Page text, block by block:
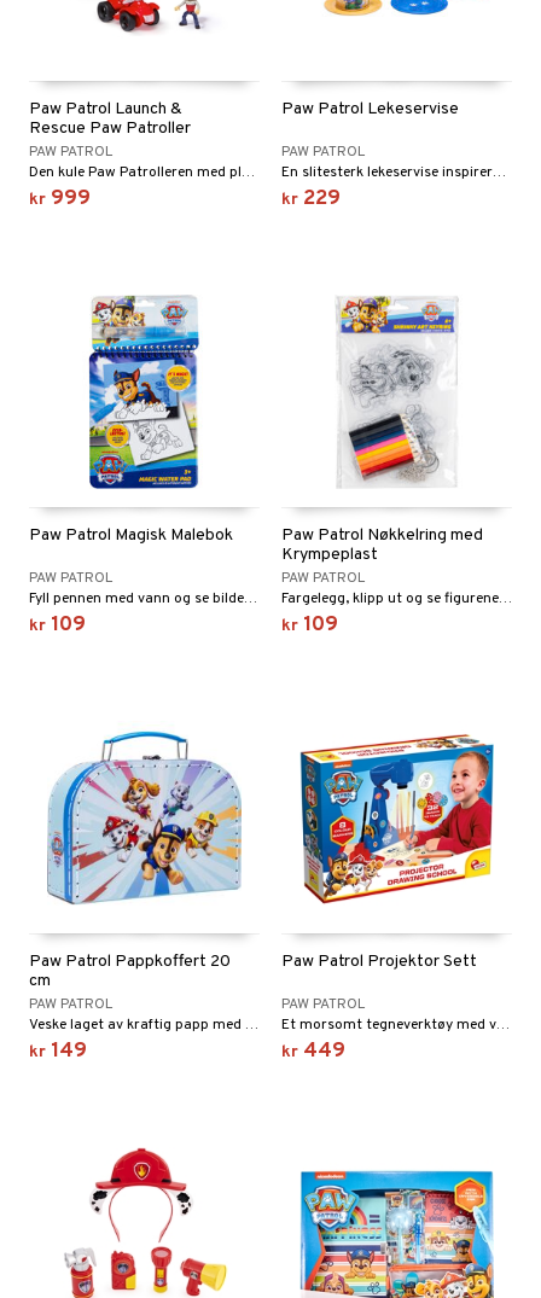
Paw Patrol Launch &
Rescue Paw Patroller
PAW PATROL
Den kule Paw Patrolleren med plass til seks kjøretøy.
kr 999
Paw Patrol Lekeservise
PAW PATROL
En slitesterk lekeservise inspirerer til fantasifull rolleleking med PAW Patrol.
kr 229
Paw Patrol Magisk Malebok
PAW PATROL
Fyll pennen med vann og se bildene komme frem i farger.
kr 109
Paw Patrol Nøkkelring med
Krympeplast
PAW PATROL
Fargelegg, klipp ut og se figurene krympe i ovnen!
kr 109
Paw Patrol Pappkoffert 20
cm
PAW PATROL
Veske laget av kraftig papp med håndtak i stål.
kr 149
Paw Patrol Projektor Sett
PAW PATROL
Et morsomt tegneverktøy med valpene fra Paw Patrol.
kr 449